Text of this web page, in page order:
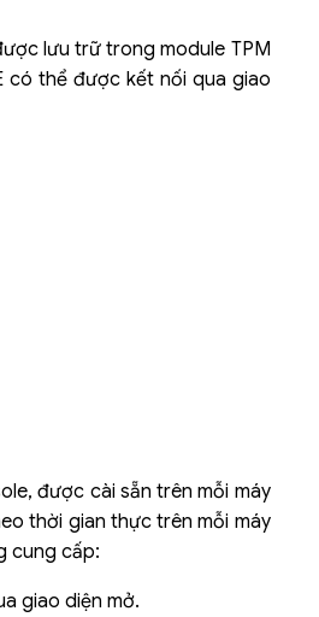
lưu trữ trong module TPM
có thể được kết nối qua giao
được cài sẵn trên mỗi máy
thời gian thực trên mỗi máy
cung cấp:
giao diện mở.